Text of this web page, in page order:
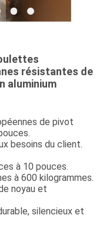
résistantes de
aluminium
de pivot
.
besoins du client.
à 10 pouces.
à 600 kilogrammes.
noyau et
silencieux et